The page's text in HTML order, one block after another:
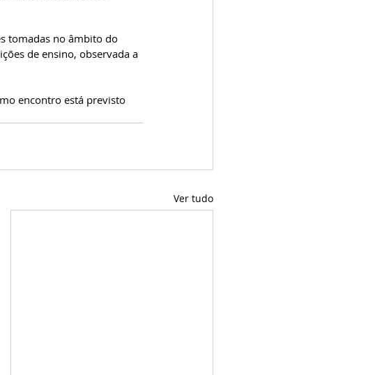
tomadas no âmbito do
de ensino, observada a
encontro está previsto
Ver tudo